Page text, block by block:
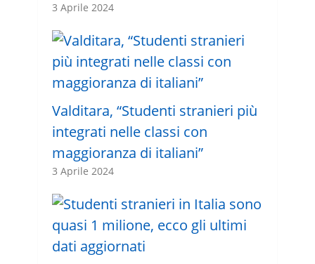
3 Aprile 2024
Valditara, “Studenti stranieri più
integrati nelle classi con
maggioranza di italiani”
3 Aprile 2024